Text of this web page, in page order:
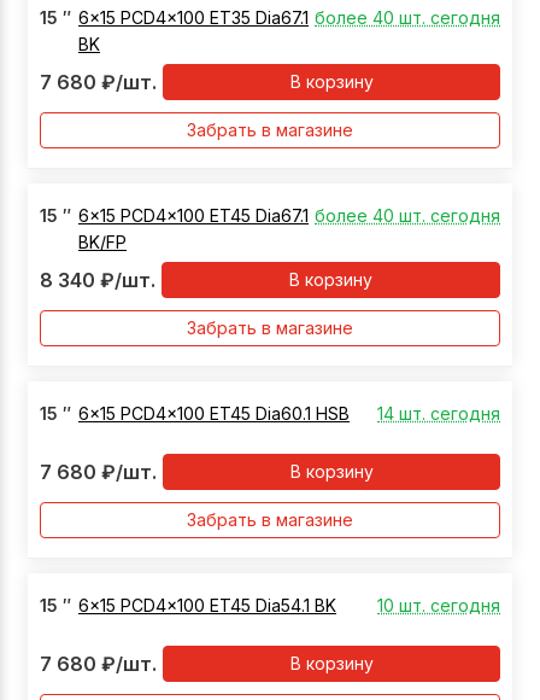
15 ″ 6x15 PCD4x100 ET35 Dia67.1
BK
более 40 шт. сегодня
7 680 ₽/шт. В корзину
Забрать в магазине
15 ″ 6x15 PCD4x100 ET45 Dia67.1
BK/FP
более 40 шт. сегодня
8 340 ₽/шт. В корзину
Забрать в магазине
15 ″ 6x15 PCD4x100 ET45 Dia60.1 HSB 14 шт. сегодня
7 680 ₽/шт. В корзину
Забрать в магазине
15 ″ 6x15 PCD4x100 ET45 Dia54.1 BK 10 шт. сегодня
7 680 ₽/шт. В корзину